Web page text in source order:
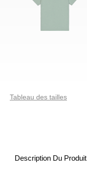
Tableau des tailles
Description Du Produit